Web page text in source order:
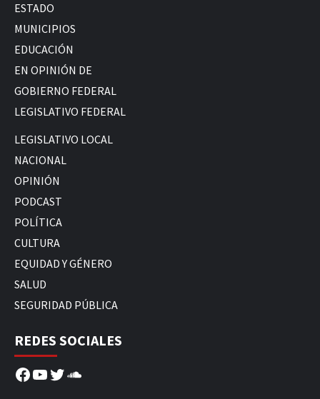
ESTADO
MUNICIPIOS
EDUCACIÓN
EN OPINIÓN DE
GOBIERNO FEDERAL
LEGISLATIVO FEDERAL
LEGISLATIVO LOCAL
NACIONAL
OPINIÓN
PODCAST
POLÍTICA
CULTURA
EQUIDAD Y GÉNERO
SALUD
SEGURIDAD PÚBLICA
REDES SOCIALES
Facebook
YouTube
Twitter
SoundCloud